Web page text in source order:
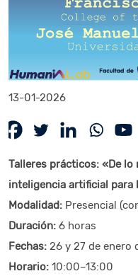
13-01-2026
Talleres prácticos: «De
inteligencia artificial para
Modalidad:Presencial
Duración:6 horas
Fechas:26 y 27 de enero
Horario:10:00–13:00